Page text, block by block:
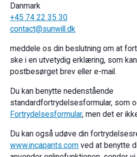
Danmark
+45 74 22 35 30
contact@sunwill.dk
meddele os din beslutning om at
ske i en utvetydig erklæring, som
postbesørget brev eller e-mail.
Du kan benytte nedenstående
standardfortrydelsesformular, som
Fortrydelsesformular, men det er
Du kan også udøve din
www.incapants.com ved at benytte